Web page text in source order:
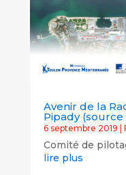
Avenir de la
Pipady (source
6 septembre 2019
Comité de
lire plus